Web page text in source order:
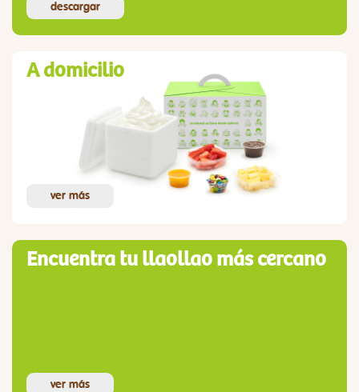
descargar
A domicilio
ver más
Encuentra tu llaollao más cercano
ver más